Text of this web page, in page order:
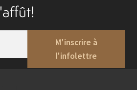
M'inscrire à
l'infolettre